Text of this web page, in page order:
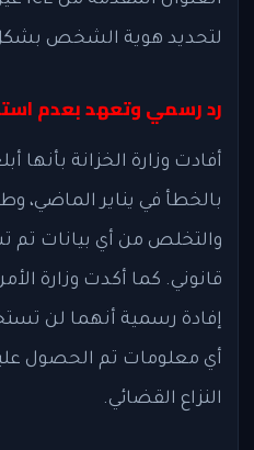
لتحديد هوية الشخص
رد رسمي وتعهد بعدم
أفادت وزارة الخزانة بأنها
بالخطأ في يناير الماضي،
والتخلص من أي بيانات تم
إفادة رسمية أنهما لن
أي معلومات تم الحصول
النزاع القضائي.